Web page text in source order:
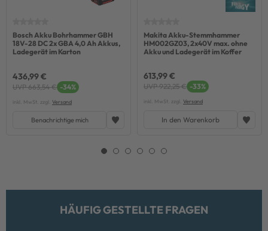
Bosch Akku Bohrhammer GBH
18V-28 DC 2x GBA 4,0 Ah Akkus,
Ladegerät im Karton
436,99 €
UVP 663,54 € -34%
inkl. MwSt. zzgl. Versand
Benachrichtige mich
Makita Akku-Stemmhammer
HM002GZ03, 2x40V max. ohne
Akku und Ladegerät im Koffer
613,99 €
UVP 922,25 € -33%
inkl. MwSt. zzgl. Versand
In den Warenkorb
HÄUFIG GESTELLTE FRAGEN